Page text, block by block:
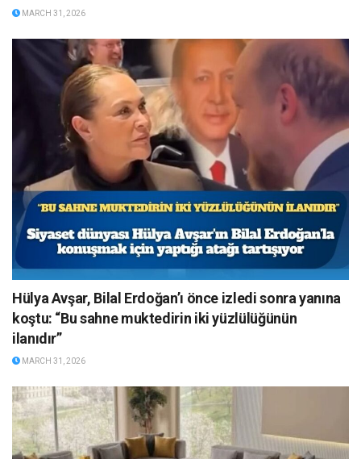
MARCH 31, 2026
Hülya Avşar, Bilal Erdoğan’ı önce izledi sonra yanına
koştu: “Bu sahne muktedirin iki yüzlülüğünün
ilanıdır”
MARCH 31, 2026